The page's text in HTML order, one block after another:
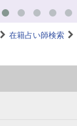
在籍占い師検索